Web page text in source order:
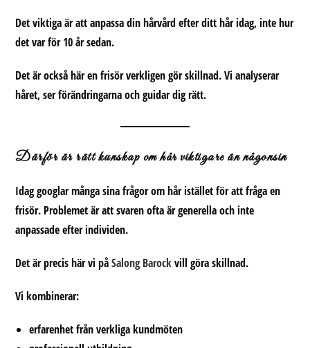
Det viktiga är attanpassa din hårvård efter ditt hår idag, inte hur
det var för 10 år sedan.
Det är också här en frisör verkligen gör skillnad. Vi analyserar
håret, ser förändringarna och guidar dig rätt.
Därför är rätt kunskap om hår viktigare än någonsin
Idag googlar många sinafrågor om håristället för att fråga en
frisör. Problemet är att svaren ofta är generella och inte
anpassade efter individen.
Det är precis här vi påSalong Barockvill göra skillnad.
Vi kombinerar:
erfarenhet från verkliga kundmöten